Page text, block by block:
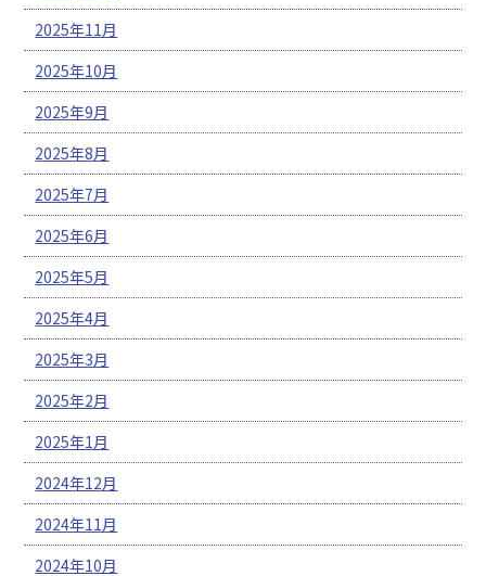
2025年11月
2025年10月
2025年9月
2025年8月
2025年7月
2025年6月
2025年5月
2025年4月
2025年3月
2025年2月
2025年1月
2024年12月
2024年11月
2024年10月